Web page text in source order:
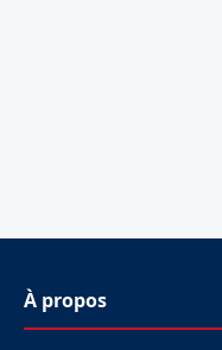
À propos